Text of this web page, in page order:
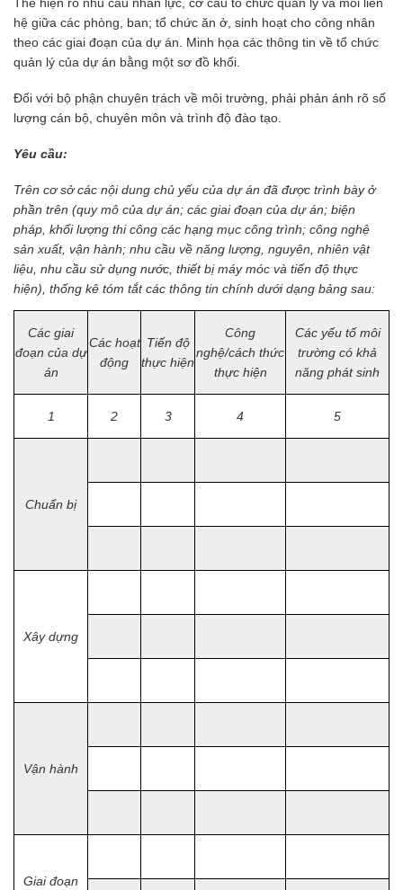
hệ giữa các phòng, ban; tổ chức ăn ở, sinh hoạt cho công nhân
theo các giai đoạn của dự án. Minh họa các thông tin về tổ chức
quản lý của dự án bằng một sơ đồ khối.
Đối với bộ phận chuyên trách về môi trường, phải phản ánh rõ số
lượng cán bộ, chuyên môn và trình độ đào tạo.
Yêu cầu:
Trên cơ sở các nội dung chủ yếu của dự án đã được trình bày ở
phần trên (quy mô của dự án; các giai đoạn của dự án; biện
pháp, khối lượng thi công các hạng mục công trình; công nghệ
sản xuất, vận hành; nhu cầu về năng lượng, nguyên, nhiên vật
liệu, nhu cầu sử dụng nước, thiết bị máy móc và tiến độ thực
hiện), thống kê tóm tắt các thông tin chính dưới dạng bảng sau:
Các giai
đoạn của dự
án
Các hoạt
động
Tiến độ
thực hiện
Công
nghệ/cách thức
thực hiện
Các yếu tố môi
trường có khả
năng phát sinh
1 2 3 4 5
Chuẩn bị
Xây dựng
Vận hành
Giai đoạn